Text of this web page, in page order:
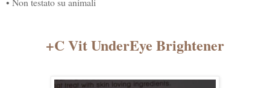
+C Vit UnderEye Brightener